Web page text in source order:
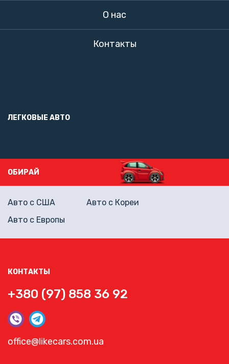
О нас
Контакты
ЛЕГКОВЫЕ АВТО
КОНТАКТЫ
+380 (97) 858 36 92
office@likecars.com.ua
ОБИРАЙ
Авто с США
Авто с Кореи
Авто с Европы